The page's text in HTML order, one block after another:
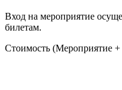
Вход на мероприятие
билетам.
Стоимость (Мероприятие